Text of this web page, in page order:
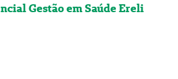
Gestão em Saúde Ereli